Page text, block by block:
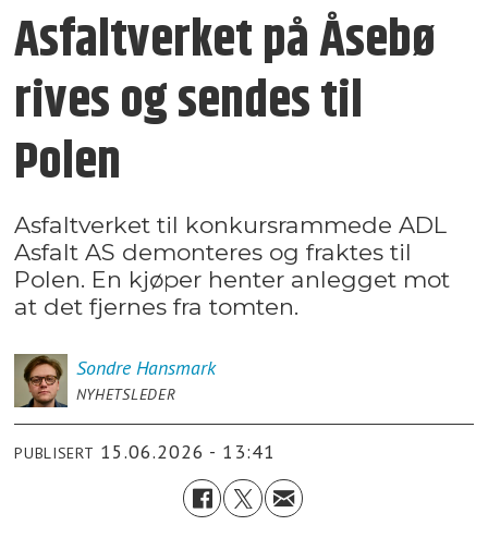
Asfaltverket på Åsebø
rives og sendes til
Polen
Asfaltverket til konkursrammede ADL
Asfalt AS demonteres og fraktes til
Polen. En kjøper henter anlegget mot
at det fjernes fra tomten.
Sondre Hansmark
NYHETSLEDER
PUBLISERT 15.06.2026 - 13:41